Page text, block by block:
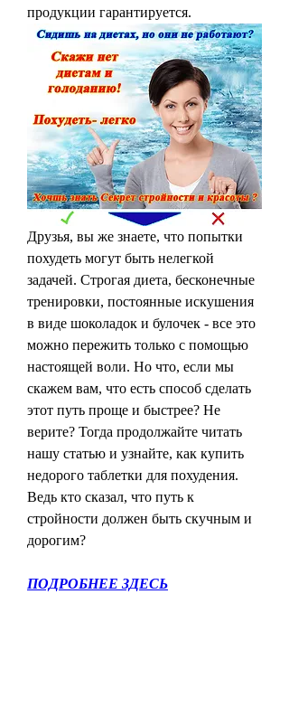
продукции гарантируется.
Друзья, вы же знаете, что попытки
похудеть могут быть нелегкой
задачей. Строгая диета, бесконечные
тренировки, постоянные искушения
в виде шоколадок и булочек - все это
можно пережить только с помощью
настоящей воли. Но что, если мы
скажем вам, что есть способ сделать
этот путь проще и быстрее? Не
верите? Тогда продолжайте читать
нашу статью и узнайте, как купить
недорого таблетки для похудения.
Ведь кто сказал, что путь к
стройности должен быть скучным и
дорогим?
ПОДРОБНЕЕ ЗДЕСЬ